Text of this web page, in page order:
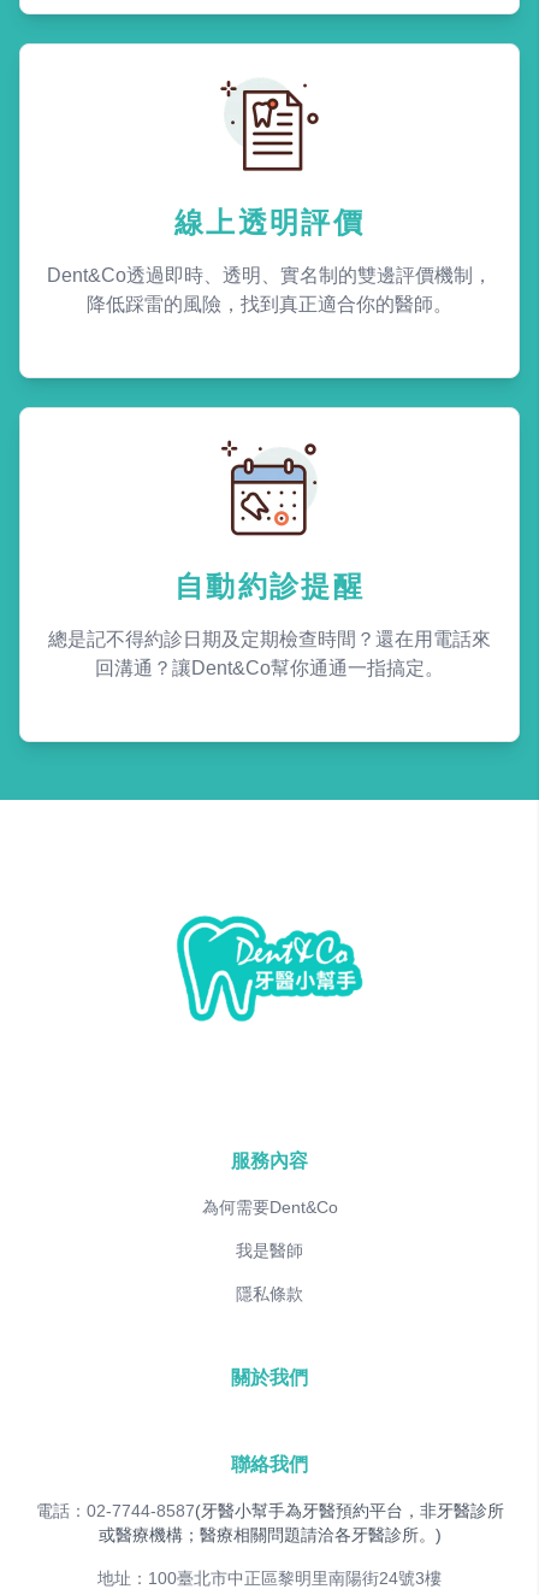
線上透明評價
Dent&Co透過即時、透明、實名制的雙邊評價機制，
降低踩雷的風險，找到真正適合你的醫師。
自動約診提醒
總是記不得約診日期及定期檢查時間？還在用電話來
回溝通？讓Dent&Co幫你通通一指搞定。
服務內容
為何需要Dent&Co
我是醫師
隱私條款
關於我們
聯絡我們
電話：02-7744-8587(牙醫小幫手為牙醫預約平台，非牙醫診所
或醫療機構；醫療相關問題請洽各牙醫診所。)
地址：100臺北市中正區黎明里南陽街24號3樓